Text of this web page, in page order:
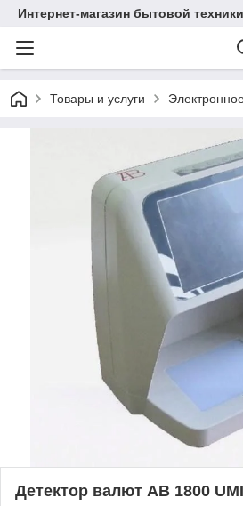
Интернет-магазин бытовой
Товары и услуги
Детектор валют АВ 1800